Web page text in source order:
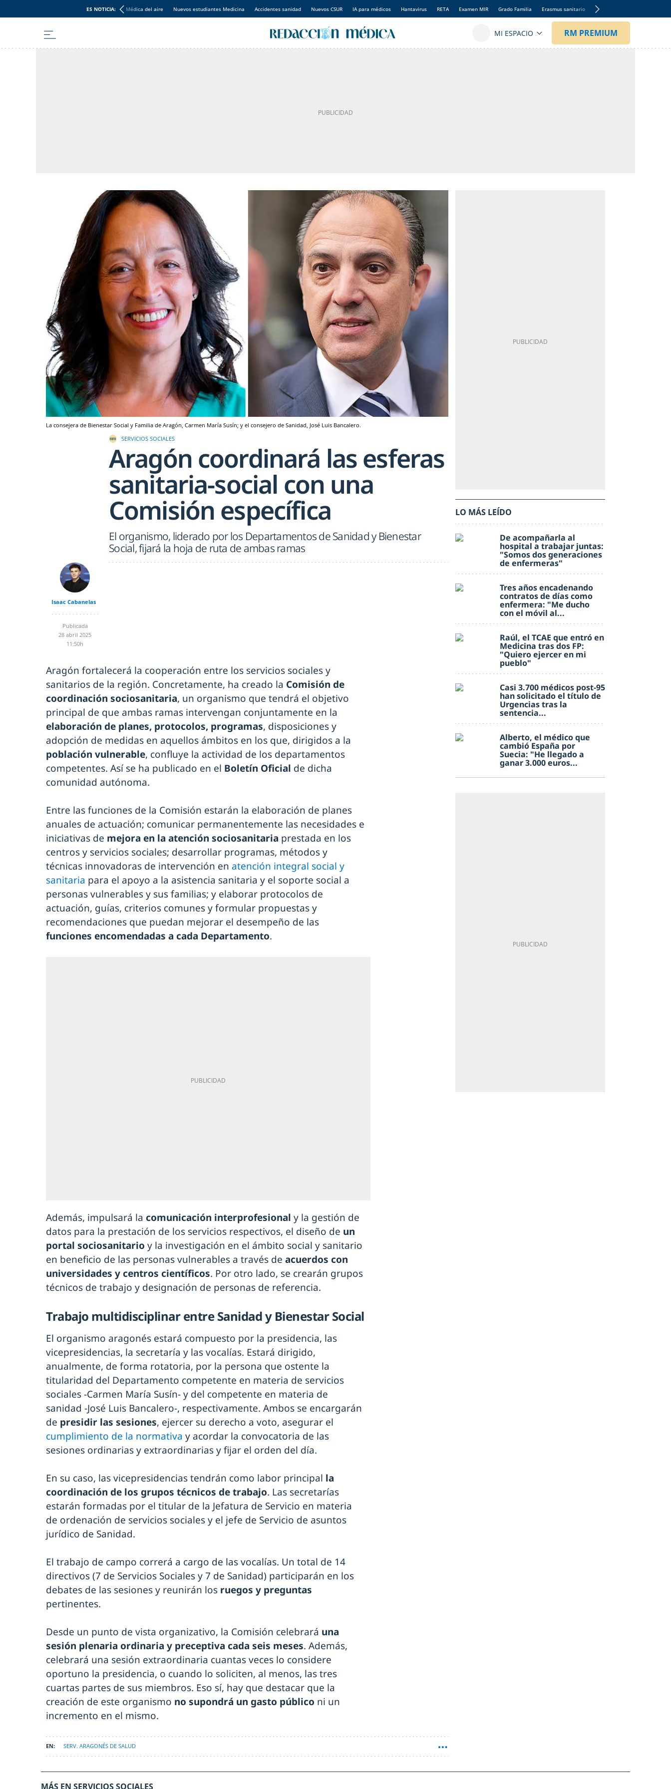
ES NOTICIA: Médica del aire Nuevos estudiantes Medicina Accidentes sanidad Nuevos CSUR IA para médicos Hantavirus RETA Examen MIR Grado Familia Erasmus sanitario
La consejera de Bienestar Social y Familia de Aragón, Carmen María Susín; y el consejero de Sanidad, José Luis Bancalero.
SERVICIOS SOCIALES
Aragón coordinará las esferas
sanitaria-social con una
Comisión específica
El organismo, liderado por los Departamentos de Sanidad y Bienestar
Social, fijará la hoja de ruta de ambas ramas
Isaac Cabanelas
Publicada
28 abril 2025
11:50h
Aragón fortalecerá la cooperación entre los servicios sociales y
sanitarios de la región. Concretamente, ha creado la Comisión de
coordinación sociosanitaria, un organismo que tendrá el objetivo
principal de que ambas ramas intervengan conjuntamente en la
elaboración de planes, protocolos, programas, disposiciones y
adopción de medidas en aquellos ámbitos en los que, dirigidos a la
población vulnerable, confluye la actividad de los departamentos
competentes. Así se ha publicado en el Boletín Oficial de dicha
comunidad autónoma.
Entre las funciones de la Comisión estarán la elaboración de planes
anuales de actuación; comunicar permanentemente las necesidades e
iniciativas de mejora en la atención sociosanitaria prestada en los
centros y servicios sociales; desarrollar programas, métodos y
técnicas innovadoras de intervención en atención integral social y
sanitaria para el apoyo a la asistencia sanitaria y el soporte social a
personas vulnerables y sus familias; y elaborar protocolos de
actuación, guías, criterios comunes y formular propuestas y
recomendaciones que puedan mejorar el desempeño de las
funciones encomendadas a cada Departamento.
Además, impulsará la comunicación interprofesional y la gestión de
datos para la prestación de los servicios respectivos, el diseño de un
portal sociosanitario y la investigación en el ámbito social y sanitario
en beneficio de las personas vulnerables a través de acuerdos con
universidades y centros científicos. Por otro lado, se crearán grupos
técnicos de trabajo y designación de personas de referencia.
Trabajo multidisciplinar entre Sanidad y Bienestar Social
El organismo aragonés estará compuesto por la presidencia, las
vicepresidencias, la secretaría y las vocalías. Estará dirigido,
anualmente, de forma rotatoria, por la persona que ostente la
titularidad del Departamento competente en materia de servicios
sociales -Carmen María Susín- y del competente en materia de
sanidad -José Luis Bancalero-, respectivamente. Ambos se encargarán
de presidir las sesiones, ejercer su derecho a voto, asegurar el
cumplimiento de la normativa y acordar la convocatoria de las
sesiones ordinarias y extraordinarias y fijar el orden del día.
En su caso, las vicepresidencias tendrán como labor principal la
coordinación de los grupos técnicos de trabajo. Las secretarías
estarán formadas por el titular de la Jefatura de Servicio en materia
de ordenación de servicios sociales y el jefe de Servicio de asuntos
jurídico de Sanidad.
El trabajo de campo correrá a cargo de las vocalías. Un total de 14
directivos (7 de Servicios Sociales y 7 de Sanidad) participarán en los
debates de las sesiones y reunirán los ruegos y preguntas
pertinentes.
Desde un punto de vista organizativo, la Comisión celebrará una
sesión plenaria ordinaria y preceptiva cada seis meses. Además,
celebrará una sesión extraordinaria cuantas veces lo considere
oportuno la presidencia, o cuando lo soliciten, al menos, las tres
cuartas partes de sus miembros. Eso sí, hay que destacar que la
creación de este organismo no supondrá un gasto público ni un
incremento en el mismo.
SERV. ARAGONÉS DE SALUD
LO MÁS LEÍDO
De acompañarla al
hospital a trabajar juntas:
"Somos dos generaciones
de enfermeras"
Tres años encadenando
contratos de días como
enfermera: "Me ducho
con el móvil al...
Raúl, el TCAE que entró en
Medicina tras dos FP:
"Quiero ejercer en mi
pueblo"
Casi 3.700 médicos post-95
han solicitado el título de
Urgencias tras la
sentencia...
Alberto, el médico que
cambió España por
Suecia: "He llegado a
ganar 3.000 euros...
MÁS EN SERVICIOS SOCIALES